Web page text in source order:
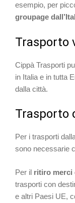
esempio, per
groupage
Trasporto
Cippà Trasporti
in Italia e in tutta
dalla città.
Trasporto
Per i trasporti
sono necessarie
Per il ritiro merci
trasporti con
e altri Paesi UE,